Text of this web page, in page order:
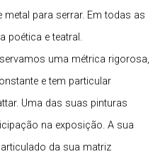
metal para serrar. Em todas as
poética e teatral.
uma métrica rigorosa,
e tem particular
Uma das suas pinturas
na exposição. A sua
da sua matriz